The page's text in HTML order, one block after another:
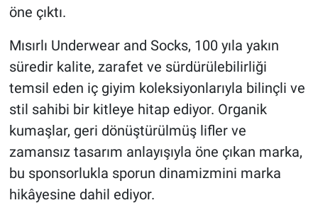
öne çıktı.
Mısırlı Underwear and Socks, 100 yıla yakın
süredir kalite, zarafet ve sürdürülebilirliği
temsil eden iç giyim koleksiyonlarıyla bilinçli ve
stil sahibi bir kitleye hitap ediyor. Organik
kumaşlar, geri dönüştürülmüş lifler ve
zamansız tasarım anlayışıyla öne çıkan marka,
bu sponsorlukla sporun dinamizmini marka
hikâyesine dahil ediyor.